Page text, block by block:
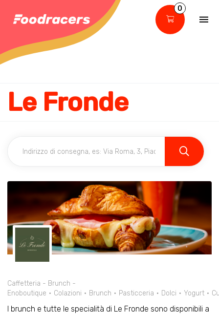
0
Le Fronde
Caffetteria - Brunch -
Enoboutique
Colazioni Brunch Pasticceria Dolci Yogurt
I brunch e tutte le specialità di Le Fronde sono disponibili a